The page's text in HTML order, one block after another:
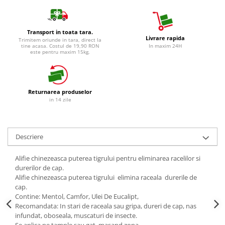
Solutie Clatire Vase
Sare Masina De Spalat
Folie Si Pungi Alimentare
Lavete Si Bureti
Curatenie Bucatarie
Pungi Ambalare / Saci Menajeri
Vase Si Accesorii
Cif Spray Baie
Dezinfectant Baie
Dezinfectant Bucatarie
Dezinfectant Sano
Domestos Verde
Domestos WC
Betisoare de Urechi
Aparat de ras
Aparat de Ras Gillette
Aparate de Ras Venus
Absorbante & Tampoane
Absorbante Zilnice
Tampoane
Benzi Depilatoare
plasture
Transport in toata tara.
Trimitem oriunde in tara, direct la
tine acasa. Costul de 19,90 RON
este pentru maxim 15kg.
Livrare rapida
In maxim 24H
Returnarea produselor
in 14 zile
Descriere
Alifie chinezeasca puterea tigrului pentru eliminarea racelilor si
durerilor de cap.
Alifie chinezeasca puterea tigrului elimina raceala durerile de
cap.
Contine: Mentol, Camfor, Ulei De Eucalipt,
Recomandata: In stari de raceala sau gripa, dureri de cap, nas
infundat, oboseala, muscaturi de insecte.